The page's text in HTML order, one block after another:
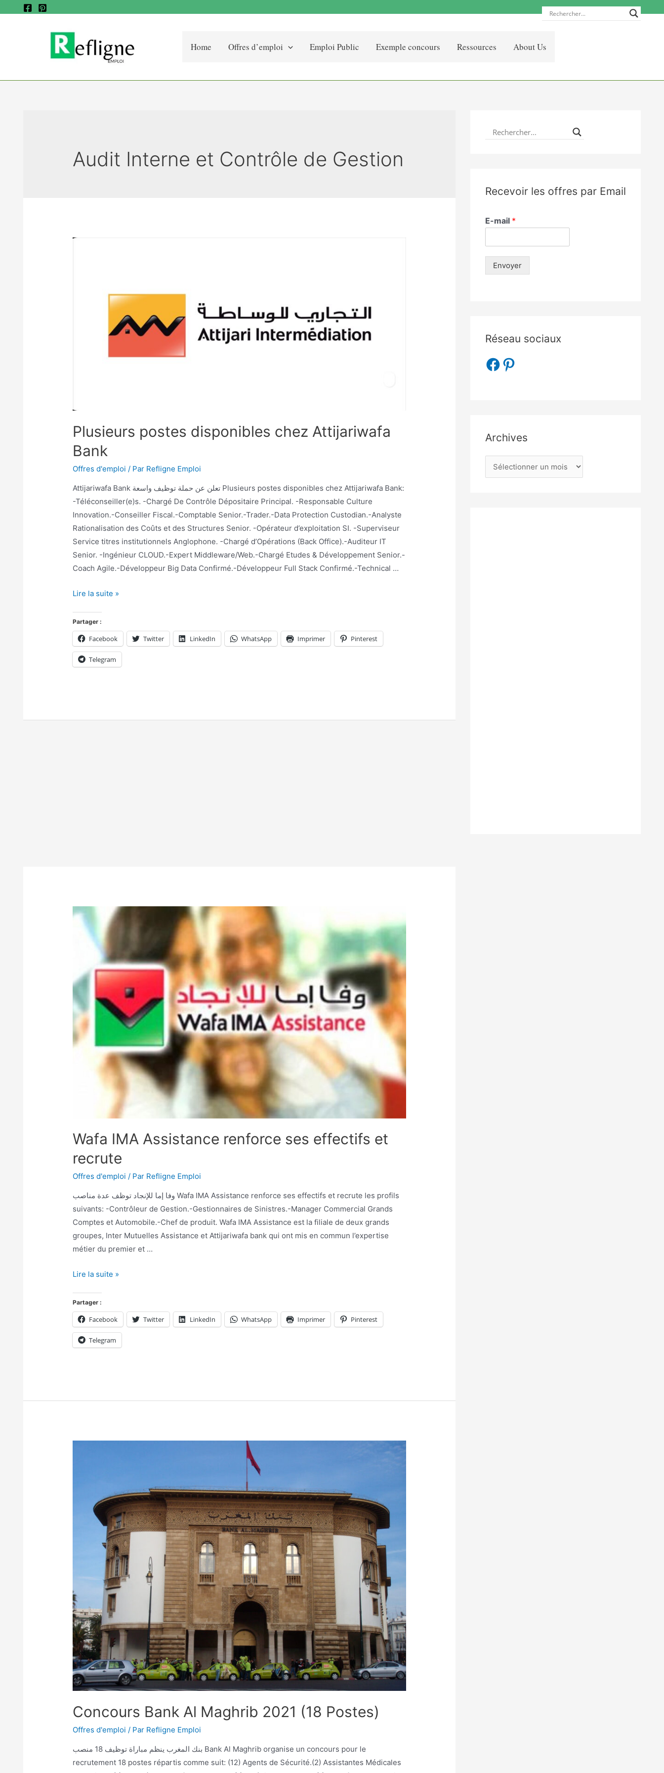
Home Offres d’emploi Emploi Public Exemple concours Ressources About Us
Audit Interne et Contrôle de Gestion
Plusieurs postes disponibles chez Attijariwafa
Bank
Offres d'emploi / Par Refligne Emploi
Attijariwafa Bank تعلن عن حملة توظيف واسعة Plusieurs postes disponibles chez Attijariwafa Bank:
-Téléconseiller(e)s. -Chargé De Contrôle Dépositaire Principal. -Responsable Culture
Innovation.-Conseiller Fiscal.-Comptable Senior.-Trader.-Data Protection Custodian.-Analyste
Rationalisation des Coûts et des Structures Senior. -Opérateur d’exploitation SI. -Superviseur
Service titres institutionnels Anglophone. -Chargé d’Opérations (Back Office).-Auditeur IT
Senior. -Ingénieur CLOUD.-Expert Middleware/Web.-Chargé Etudes & Développement Senior.-
Coach Agile.-Développeur Big Data Confirmé.-Développeur Full Stack Confirmé.-Technical …
Lire la suite »
Partager :
Facebook Twitter LinkedIn WhatsApp Imprimer Pinterest
Telegram
Wafa IMA Assistance renforce ses effectifs et
recrute
Offres d'emploi / Par Refligne Emploi
وفا إما للإنجاد توظف عدة مناصب Wafa IMA Assistance renforce ses effectifs et recrute les profils
suivants: -Contrôleur de Gestion.-Gestionnaires de Sinistres.-Manager Commercial Grands
Comptes et Automobile.-Chef de produit. Wafa IMA Assistance est la filiale de deux grands
groupes, Inter Mutuelles Assistance et Attijariwafa bank qui ont mis en commun l’expertise
métier du premier et …
Lire la suite »
Partager :
Facebook Twitter LinkedIn WhatsApp Imprimer Pinterest
Telegram
Concours Bank Al Maghrib 2021 (18 Postes)
Offres d'emploi / Par Refligne Emploi
بنك المغرب ينظم مباراة توظيف 18 منصب Bank Al Maghrib organise un concours pour le
recrutement 18 postes répartis comme suit: (12) Agents de Sécurité.(2) Assistantes Médicales
Recevoir les offres par Email
E-mail *
Envoyer
Réseau sociaux
Archives